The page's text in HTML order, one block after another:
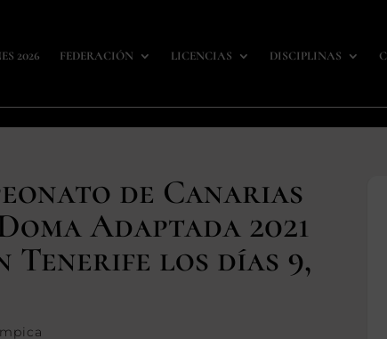
2026 FEDERACIÓN LICENCIAS DISCIPLINAS
de Canarias
Adaptada 2021
Tenerife los días 9,